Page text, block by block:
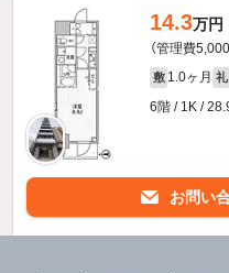
14.3万円
（管理費5,000
敷 1.0ヶ月 礼
6階 / 1K /
お問い